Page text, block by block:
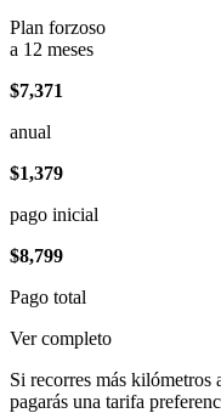
Plan forzoso
a 12 meses
$7,371
anual
$1,379
pago inicial
$8,799
Pago total
Ver completo
Si recorres más kilómetros
pagarás una tarifa